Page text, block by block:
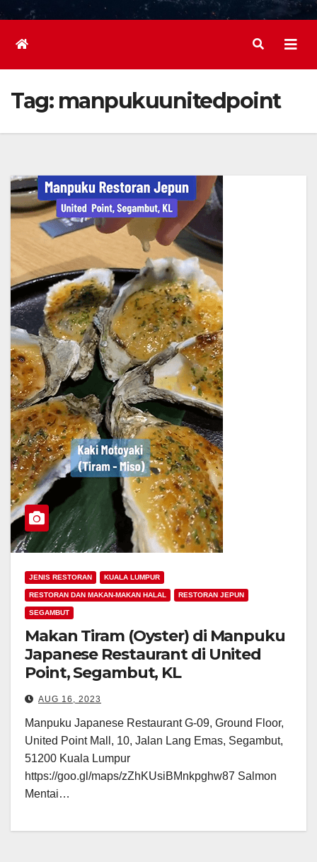
Tag: manpukuunitedpoint
JENIS RESTORAN KUALA LUMPUR
RESTORAN DAN MAKAN-MAKAN HALAL RESTORAN JEPUN
SEGAMBUT
Makan Tiram (Oyster) di Manpuku
Japanese Restaurant di United
Point, Segambut, KL
AUG 16, 2023
Manpuku Japanese Restaurant G-09, Ground Floor,
United Point Mall, 10, Jalan Lang Emas, Segambut,
51200 Kuala Lumpur
https://goo.gl/maps/zZhKUsiBMnkpghw87 Salmon
Mentai…